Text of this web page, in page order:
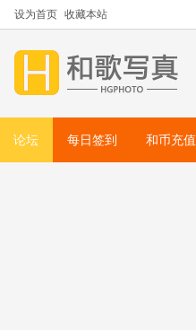
设为首页 收藏本站
论坛 每日签到 和币充值